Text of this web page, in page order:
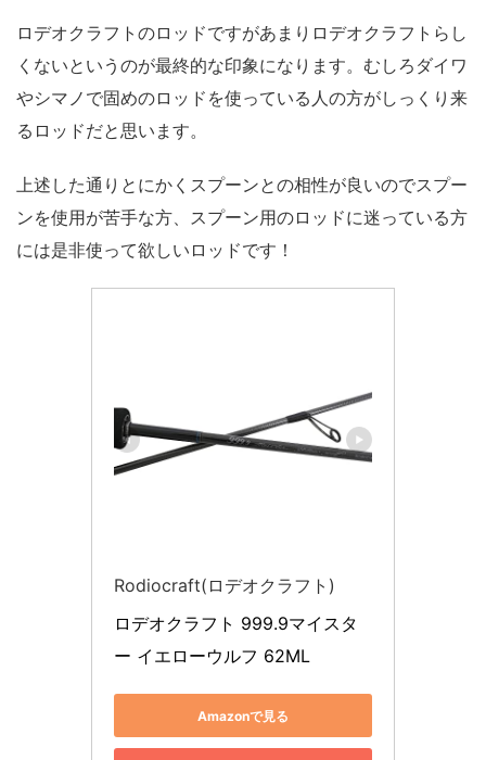
ロデオクラフトのロッドですがあまりロデオクラフトらし
くないというのが最終的な印象になります。むしろダイワ
やシマノで固めのロッドを使っている人の方がしっくり来
るロッドだと思います。
上述した通りとにかくスプーンとの相性が良いのでスプー
ンを使用が苦手な方、スプーン用のロッドに迷っている方
には是非使って欲しいロッドです！
Rodiocraft(ロデオクラフト)
ロデオクラフト 999.9マイスタ
ー イエローウルフ 62ML
Amazonで見る